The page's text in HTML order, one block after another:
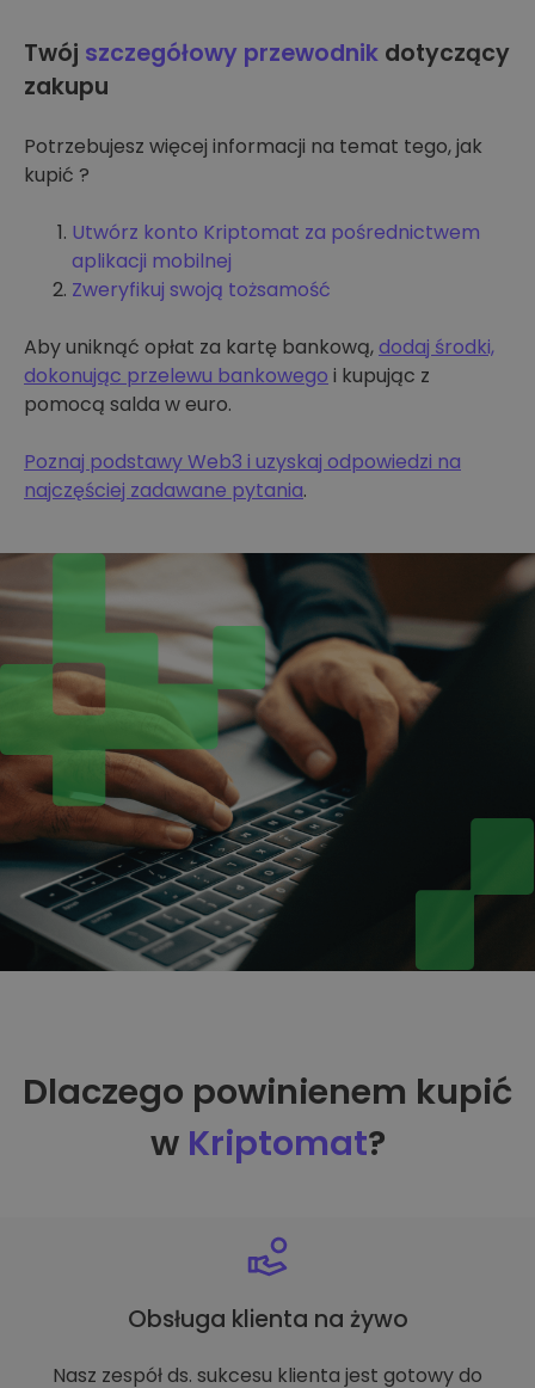
Twój szczegółowy przewodnik dotyczący
zakupu
Potrzebujesz więcej informacji na temat tego, jak
kupić ?
Utwórz konto Kriptomat za pośrednictwem
aplikacji mobilnej
Zweryfikuj swoją tożsamość
Aby uniknąć opłat za kartę bankową,dodaj środki,
dokonując przelewu bankowego i kupując z
pomocą salda w euro.
Poznaj podstawy Web3 i uzyskaj odpowiedzi na
najczęściej zadawane pytania.
Dlaczego powinienem kupić
w Kriptomat?
Obsługa klienta na żywo
Nasz zespół ds. sukcesu klienta jest gotowy do